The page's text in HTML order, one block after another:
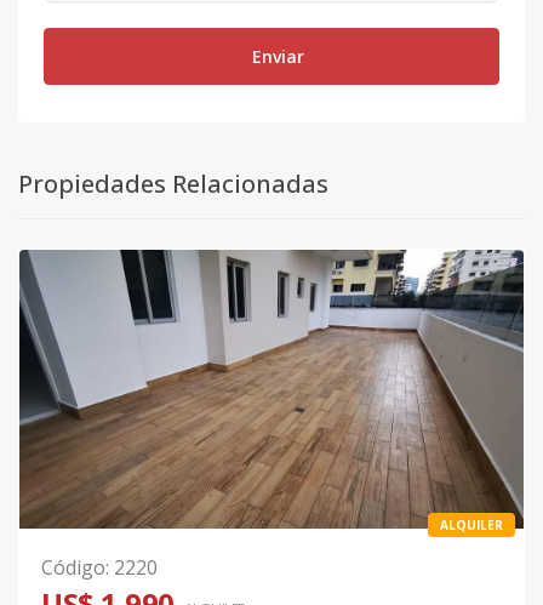
Enviar
Propiedades Relacionadas
ALQUILER
Código: 2220